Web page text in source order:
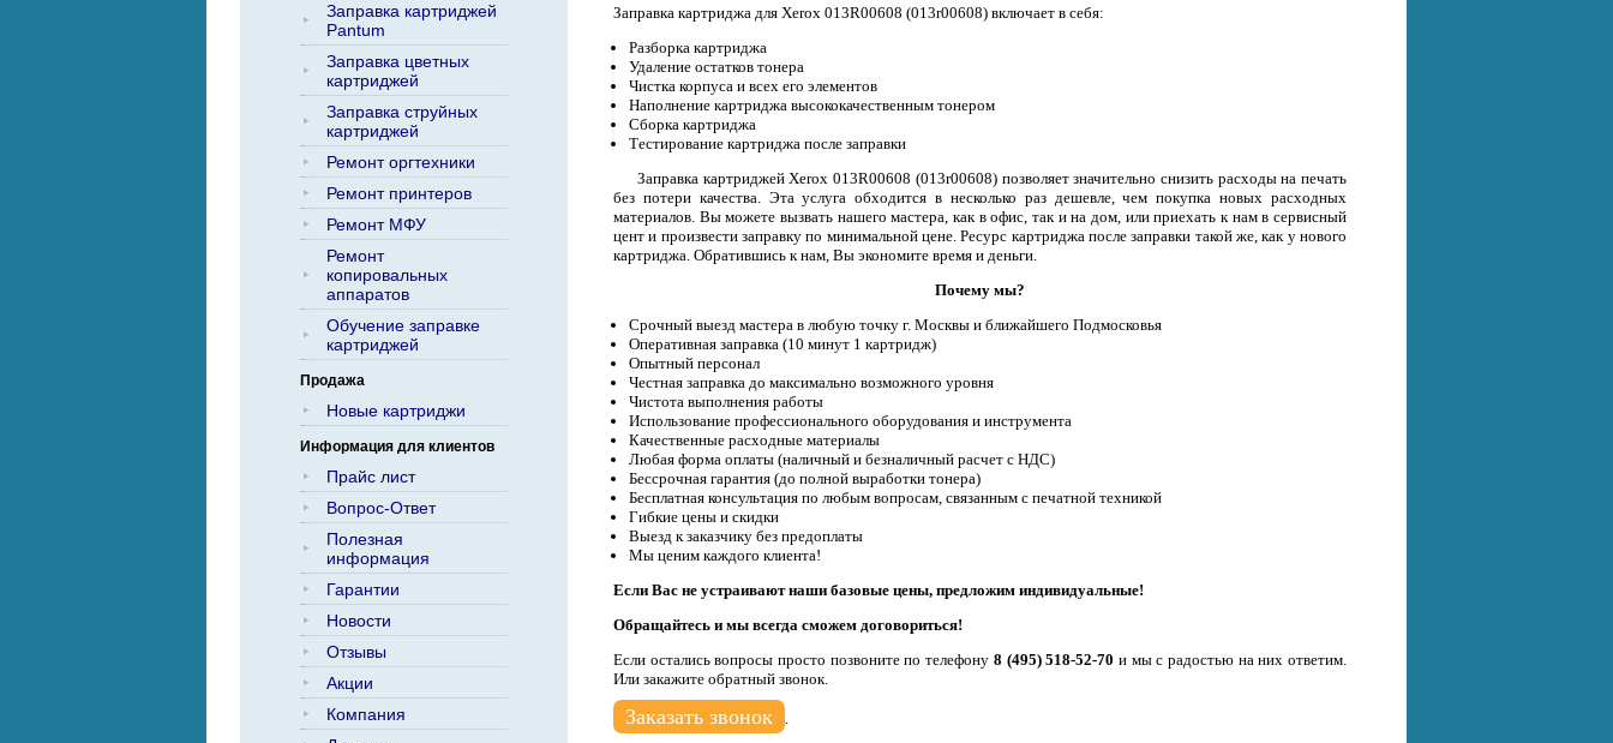
Заправка картриджей
Pantum
Заправка цветных
картриджей
Заправка струйных
картриджей
Ремонт оргтехники
Ремонт принтеров
Ремонт МФУ
Ремонт
копировальных
аппаратов
Обучение заправке
картриджей
Продажа
Новые картриджи
Информация для клиентов
Прайс лист
Вопрос-Ответ
Полезная
информация
Гарантии
Новости
Отзывы
Акции
Компания
Заправка картриджа для Xerox 013R00608 (013r00608) включает в себя:
Разборка картриджа
Удаление остатков тонера
Чистка корпуса и всех его элементов
Наполнение картриджа высококачественным тонером
Сборка картриджа
Тестирование картриджа после заправки
Заправка картриджей Xerox 013R00608 (013r00608) позволяет значительно снизить расходы на печать
без потери качества. Эта услуга обходится в несколько раз дешевле, чем покупка новых расходных
материалов. Вы можете вызвать нашего мастера, как в офис, так и на дом, или приехать к нам в сервисный
цент и произвести заправку по минимальной цене. Ресурс картриджа после заправки такой же, как у нового
картриджа. Обратившись к нам, Вы экономите время и деньги.
Почему мы?
Срочный выезд мастера в любую точку г. Москвы и ближайшего Подмосковья
Оперативная заправка (10 минут 1 картридж)
Опытный персонал
Честная заправка до максимально возможного уровня
Чистота выполнения работы
Использование профессионального оборудования и инструмента
Качественные расходные материалы
Любая форма оплаты (наличный и безналичный расчет с НДС)
Бессрочная гарантия (до полной выработки тонера)
Бесплатная консультация по любым вопросам, связанным с печатной техникой
Гибкие цены и скидки
Выезд к заказчику без предоплаты
Мы ценим каждого клиента!
Если Вас не устраивают наши базовые цены, предложим индивидуальные!
Обращайтесь и мы всегда сможем договориться!
Если остались вопросы просто позвоните по телефону 8 (495) 518-52-70 и мы с радостью на них ответим.
Или закажите обратный звонок.
Заказать звонок .